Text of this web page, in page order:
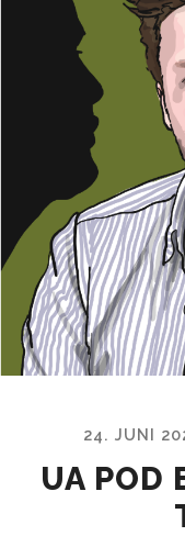
24. JUNI
UA POD